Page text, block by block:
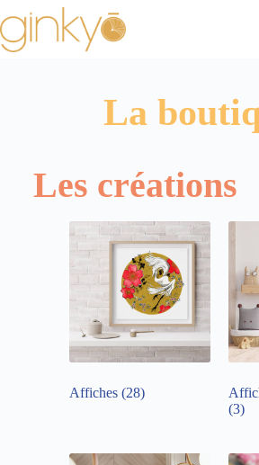
La
Les créations
Affiches (28)
(3)